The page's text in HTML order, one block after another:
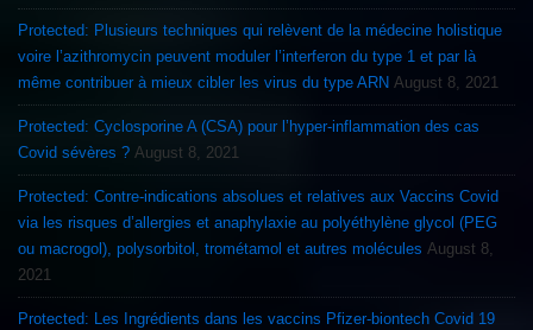
Protected: Plusieurs techniques qui relèvent de la médecine holistique
voire l’azithromycin peuvent moduler l’interferon du type 1 et par là
même contribuer à mieux cibler les virus du type ARN August 8, 2021
Protected: Cyclosporine A (CSA) pour l’hyper-inflammation des cas
Covid sévères ? August 8, 2021
Protected: Contre-indications absolues et relatives aux Vaccins Covid
via les risques d’allergies et anaphylaxie au polyéthylène glycol (PEG
ou macrogol), polysorbitol, trométamol et autres molécules August 8,
2021
Protected: Les Ingrédients dans les vaccins Pfizer-biontech Covid 19